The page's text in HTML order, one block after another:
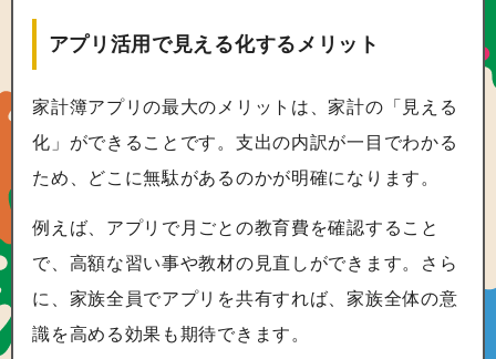
アプリ活用で見える化するメリット
家計簿アプリの最大のメリットは、家計の「見える
化」ができることです。支出の内訳が一目でわかる
ため、どこに無駄があるのかが明確になります。
例えば、アプリで月ごとの教育費を確認すること
で、高額な習い事や教材の見直しができます。さら
に、家族全員でアプリを共有すれば、家族全体の意
識を高める効果も期待できます。